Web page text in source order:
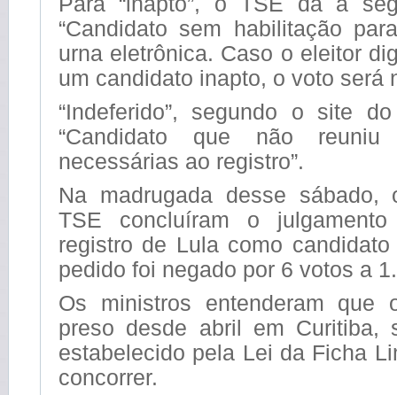
“Candidato sem habilitação
urna eletrônica. Caso o eleitor
um candidato inapto, o voto será
“Indeferido”, segundo o site
“Candidato que não
necessárias ao registro”.
Na madrugada desse sábado,
TSE concluíram o
registro de Lula como
pedido foi negado por 6 votos a 1.
Os ministros entenderam que
preso desde abril em Curitiba,
estabelecido pela Lei da Ficha
concorrer.